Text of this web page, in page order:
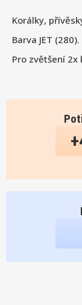
Korálky,
Barva JET
Pro zvětšení